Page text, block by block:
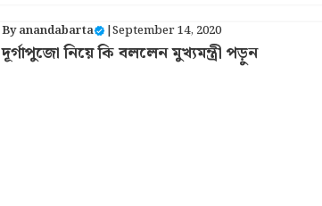
Byanandabarta |September 14, 2020
দূর্গাপুজো নিয়ে কি বললেন মুখ্যমন্ত্রী পড়ুন